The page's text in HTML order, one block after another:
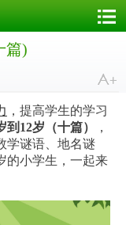
篇)
，提高学生的学习
12岁（十篇）
，
学谜语、地名谜
的小学生，一起来